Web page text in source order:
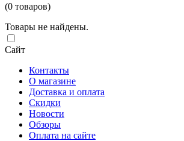
(0 товаров)
Товары не найдены.
Сайт
Контакты
О магазине
Доставка и оплата
Скидки
Новости
Обзоры
Оплата на сайте